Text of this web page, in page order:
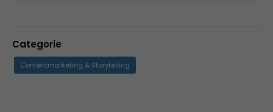
Categorie
Contentmarketing & Storytelling